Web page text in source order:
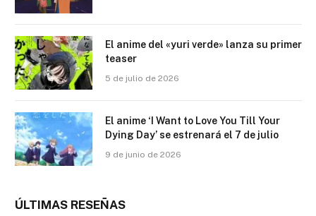
El anime del «yuri verde» lanza su primer
teaser
5 de julio de 2026
El anime ‘I Want to Love You Till Your
Dying Day’ se estrenará el 7 de julio
9 de junio de 2026
ÚLTIMAS RESEÑAS